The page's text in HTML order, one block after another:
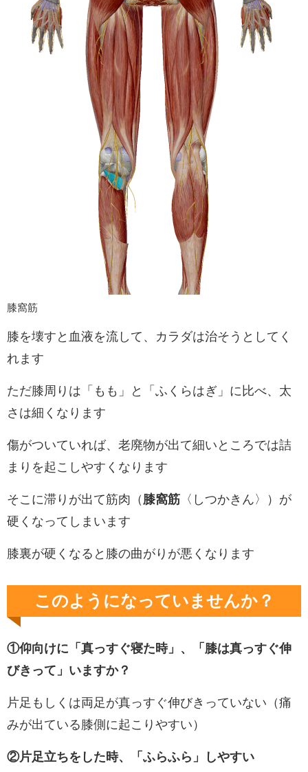
膝窩筋
膝を壊すと血液を流して、カラダは治そうとしてく
れます
ただ膝周りは「もも」と「ふくらはぎ」に比べ、太
さは細くなります
傷がついていれば、老廃物が出て細いところでは詰
まりを起こしやすくなります
そこに滞りが出て筋肉（ 膝窩筋 〈しつかきん〉）が
硬くなってしまいます
膝裏が硬くなると膝の曲がりが悪くなります
このようになっていませんか？
①仰向けに「真っすぐ寝た時」、「膝は真っすぐ伸
びきって」いますか？
片足もしくは両足が真っすぐ伸びきっていない（痛
みが出ている膝側に起こりやすい）
②片足立ちをした時、「ふらふら」しやすい